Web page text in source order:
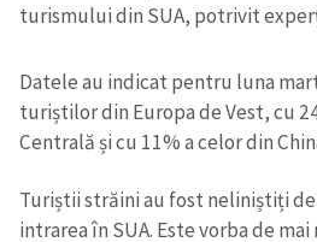
turismului din SUA, potrivit
Datele au indicat pentru luna
turiștilor din Europa de Vest, cu
Centrală și cu 11% a celor din
Turiștii străini au fost neliniștiți
intrarea în SUA. Este vorba de